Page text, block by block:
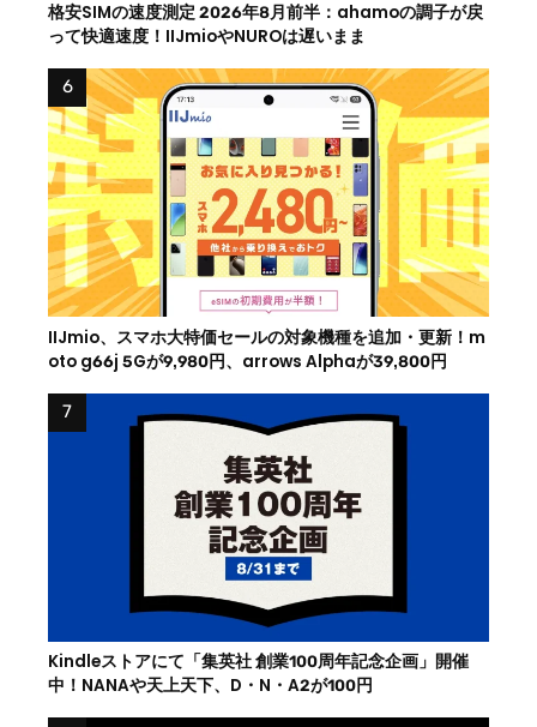
格安SIMの速度測定 2026年8月前半：ahamoの調子が戻
って快適速度！IIJmioやNUROは遅いまま
IIJmio、スマホ大特価セールの対象機種を追加・更新！m
oto g66j 5Gが9,980円、arrows Alphaが39,800円
Kindleストアにて「集英社 創業100周年記念企画」開催
中！NANAや天上天下、D・N・A2が100円